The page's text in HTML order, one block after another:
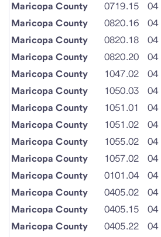
Maricopa County
0719.15 04
Maricopa County
0820.16 04
Maricopa County
0820.18 04
Maricopa County
0820.20 04
Maricopa County
1047.02 04
Maricopa County
1050.03 04
Maricopa County
1051.01 04
Maricopa County
1051.02 04
Maricopa County
1055.02 04
Maricopa County
1057.02 04
Maricopa County
0101.04 04
Maricopa County
0405.02 04
Maricopa County
0405.15 04
Maricopa County
0405.22 04